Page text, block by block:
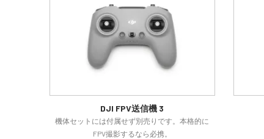
DJI FPV送信機 3
機体セットには付属せず別売りです。本格的に
FPV撮影するなら必携。